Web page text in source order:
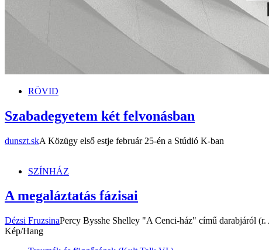
RÖVID
Szabadegyetem két felvonásban
dunszt.skA Közügy első estje február 25-én a Stúdió K-ban
SZÍNHÁZ
A megaláztatás fázisai
Dézsi FruzsinaPercy Bysshe Shelley "A Cenci-ház" című darabjáról
Kép/Hang